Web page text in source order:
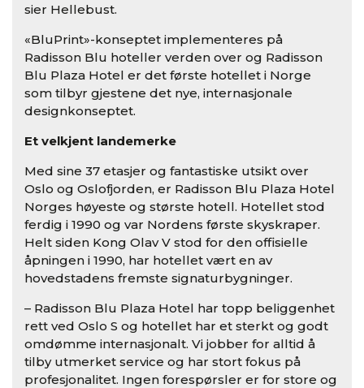
sier Hellebust.
«BluPrint»-konseptet implementeres på
Radisson Blu hoteller verden over og Radisson
Blu Plaza Hotel er det første hotellet i Norge
som tilbyr gjestene det nye, internasjonale
designkonseptet.
Et velkjent landemerke
Med sine 37 etasjer og fantastiske utsikt over
Oslo og Oslofjorden, er Radisson Blu Plaza Hotel
Norges høyeste og største hotell. Hotellet stod
ferdig i 1990 og var Nordens første skyskraper.
Helt siden Kong Olav V stod for den offisielle
åpningen i 1990, har hotellet vært en av
hovedstadens fremste signaturbygninger.
– Radisson Blu Plaza Hotel har topp beliggenhet
rett ved Oslo S og hotellet har et sterkt og godt
omdømme internasjonalt. Vi jobber for alltid å
tilby utmerket service og har stort fokus på
profesjonalitet. Ingen forespørsler er for store og